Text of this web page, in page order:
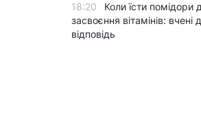
18:20
Коли їсти помідори
засвоєння вітамінів: вчені
відповідь